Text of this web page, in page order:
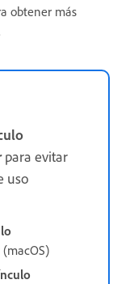
obtener más
para evitar
uso
(macOS)